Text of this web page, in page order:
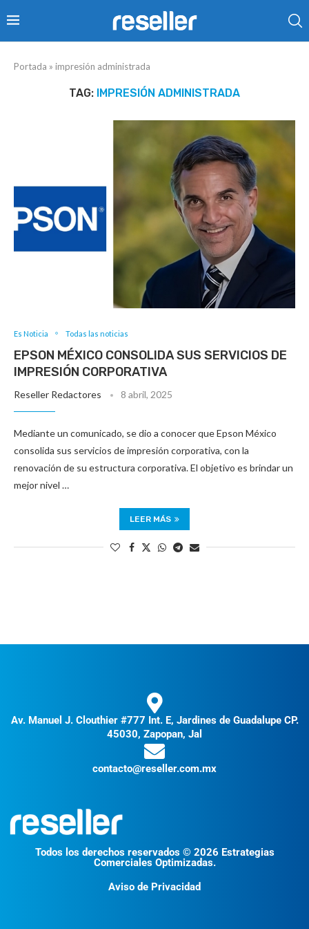
Portada » impresión administrada
TAG: IMPRESIÓN ADMINISTRADA
Es Noticia Todas las noticias
EPSON MÉXICO CONSOLIDA SUS SERVICIOS DE
IMPRESIÓN CORPORATIVA
Reseller Redactores 8 abril, 2025
Mediante un comunicado, se dio a conocer que Epson México
consolida sus servicios de impresión corporativa, con la
renovación de su estructura corporativa. El objetivo es brindar un
mejor nivel …
LEER MÁS
Av. Manuel J. Clouthier #777 Int. E, Jardines de Guadalupe CP.
45030, Zapopan, Jal
contacto@reseller.com.mx
Todos los derechos reservados © 2026 Estrategias
Comerciales Optimizadas.
Aviso de Privacidad